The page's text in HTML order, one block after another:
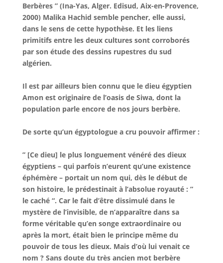
Berbères ” (Ina-Yas, Alger. Edisud, Aix-en-Provence,
2000) Malika Hachid semble pencher, elle aussi,
dans le sens de cette hypothèse. Et les liens
primitifs entre les deux cultures sont corroborés
par son étude des dessins rupestres du sud
algérien.
Il est par ailleurs bien connu que le dieu égyptien
Amon est originaire de l’oasis de Siwa, dont la
population parle encore de nos jours berbère.
De sorte qu’un égyptologue a cru pouvoir affirmer :
” [Ce dieu] le plus longuement vénéré des dieux
égyptiens – qui parfois n’eurent qu’une existence
éphémère – portait un nom qui, dès le début de
son histoire, le prédestinait à l’absolue royauté : ”
le caché “. Car le fait d’être dissimulé dans le
mystère de l’invisible, de n’apparaître dans sa
forme véritable qu’en songe extraordinaire ou
après la mort, était bien le principe même du
pouvoir de tous les dieux. Mais d’où lui venait ce
nom ? Sans doute du très ancien mot berbère